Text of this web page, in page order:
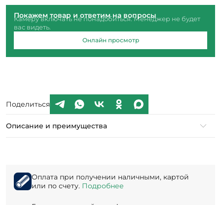
Покажем товар и ответим на вопросы
Камеру включать не понадобиться. Менеджер не будет
вас видеть.
Онлайн просмотр
Поделиться
Описание и преимущества
Оплата при получении наличными, картой
или по счету. Подробнее